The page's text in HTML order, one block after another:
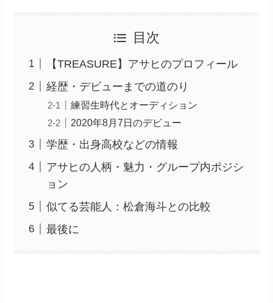
目次
【TREASURE】アサヒのプロフィール
経歴・デビューまでの道のり
練習生時代とオーディション
2020年8月7日のデビュー
学歴・出身高校などの情報
アサヒの人柄・魅力・グループ内ポジシ
ョン
似てる芸能人：松倉海斗との比較
最後に